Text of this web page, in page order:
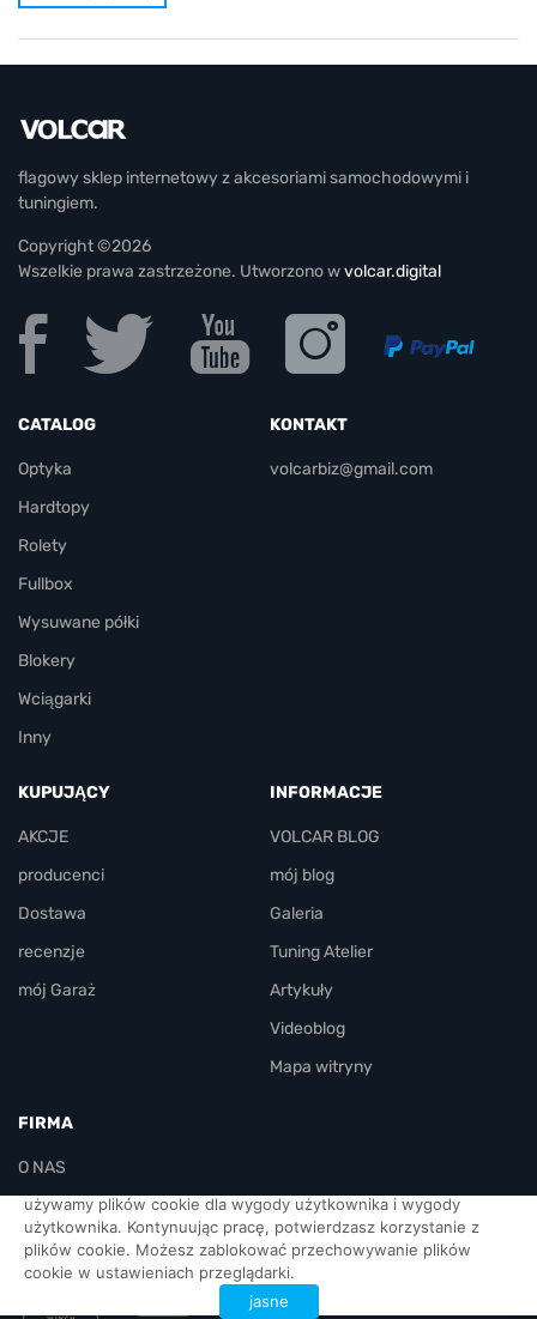
używamy plików cookie dla wygody użytkownika i wygody
użytkownika. Kontynuując pracę, potwierdzasz korzystanie z
plików cookie. Możesz zablokować przechowywanie plików
cookie w ustawieniach przeglądarki.
jasne
flagowy sklep internetowy z akcesoriami samochodowymi i
tuningiem.
Copyright ©2026
Wszelkie prawa zastrzeżone. Utworzono wvolcar.digital
CATALOG
Optyka
Hardtopy
Rolety
Fullbox
Wysuwane półki
Blokery
Wciągarki
Inny
KONTAKT
volcarbiz@gmail.com
KUPUJĄCY
AKCJE
producenci
Dostawa
recenzje
mój Garaż
INFORMACJE
VOLCAR BLOG
mój blog
Galeria
Tuning Atelier
Artykuły
Videoblog
Mapa witryny
FIRMA
O NAS
KONTAKT
urzędnicy